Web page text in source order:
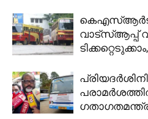
വാട്‌സ്ആപ്പ്